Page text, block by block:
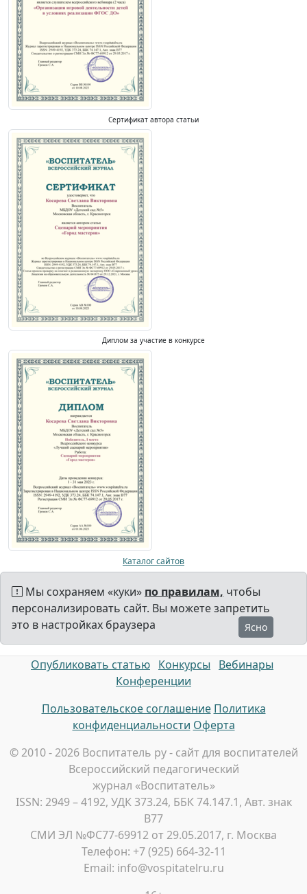
Сертификат автора статьи
Диплом за участие в конкурсе
Каталог сайтов
Мы сохраняем «куки» по правилам, чтобы
персонализировать сайт. Вы можете запретить
это в настройках браузера
Ясно
Опубликовать статью Конкурсы
Вебинары
Конференции
Пользовательское соглашение Политика
конфиденциальности Оферта
© 2010 - 2026 Воспитатель ру - сайт для воспитателей
Всероссийский педагогический
журнал «Воспитатель»
ISSN: 2949 – 4192, УДК 373.24, ББК 74.147.1, Авт. знак
В77
СМИ ЭЛ №ФС77-69912 от 29.05.2017, г. Москва
Телефон: +7 (925) 664-32-11
Email: info@vospitatelru.ru